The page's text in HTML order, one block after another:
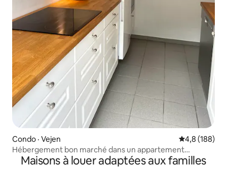
Condo · Vejen Note
4,8 (188)
Hébergement bon marché dans un appartement
moderne.
Maisons à louer adaptées aux familles